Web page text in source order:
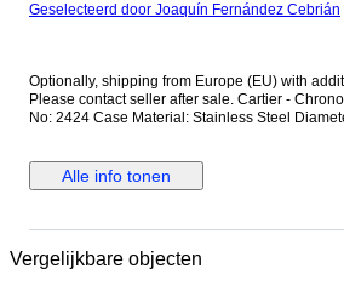
Geselecteerd door Joaquín Fernández Cebrián
Optionally, shipping from Europe (EU) with
Please contact seller after sale. Cartier - Chronoscaph - 2424 Reference
No: 2424 Case Material: Stainless Steel Diameter: 38 mm Dial:
to 17.5-18 cm wrist approximately Clasp: Hidden Deployment Case Back:
Solid Condition: Worn & Very good condition
Box / No Paper (The box that appears in the
sure that the items finds you as soon as
Alle info tonen
Vergelijkbare objecten